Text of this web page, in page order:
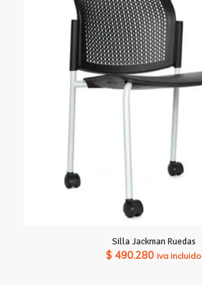
Silla Jackman Ruedas
$ 490.280 iva incluido